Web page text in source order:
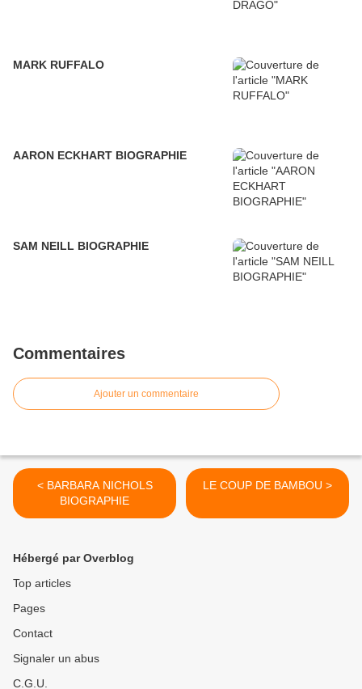
MARK RUFFALO
AARON ECKHART BIOGRAPHIE
SAM NEILL BIOGRAPHIE
Commentaires
Ajouter un commentaire
< BARBARA NICHOLS
BIOGRAPHIE
LE COUP DE BAMBOU >
Hébergé par Overblog
Top articles
Pages
Contact
Signaler un abus
C.G.U.